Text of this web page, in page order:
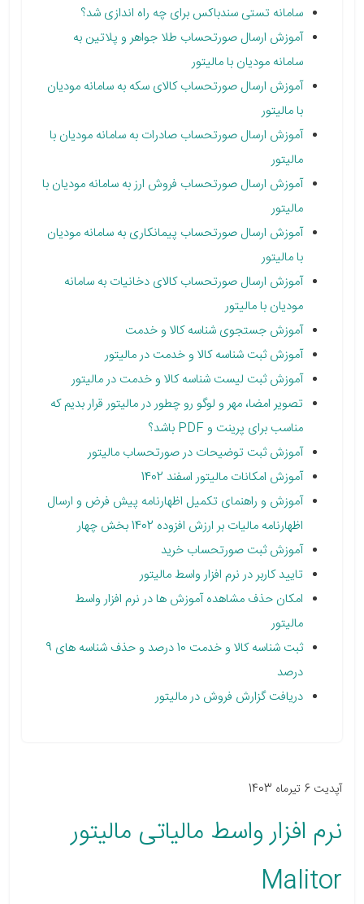
سامانه تستی سندباکس برای چه راه اندازی شد؟
آموزش ارسال صورتحساب طلا جواهر و پلاتین به
سامانه مودیان با مالیتور
آموزش ارسال صورتحساب کالای سکه به سامانه مودیان
با مالیتور
آموزش ارسال صورتحساب صادرات به سامانه مودیان با
مالیتور
آموزش ارسال صورتحساب فروش ارز به سامانه مودیان با
مالیتور
آموزش ارسال صورتحساب پیمانکاری به سامانه مودیان
با مالیتور
آموزش ارسال صورتحساب کالای دخانیات به سامانه
مودیان با مالیتور
آموزش جستجوی شناسه کالا و خدمت
آموزش ثبت شناسه کالا و خدمت در مالیتور
آموزش ثبت لیست شناسه کالا و خدمت در مالیتور
تصویر امضا، مهر و لوگو رو چطور در مالیتور قرار بدیم که
مناسب برای پرینت و PDF باشد؟
آموزش ثبت توضیحات در صورتحساب مالیتور
آموزش امکانات مالیتور اسفند 1402
آموزش و راهنمای تکمیل اظهارنامه پیش فرض و ارسال
اظهارنامه مالیات بر ارزش افزوده 1402 بخش چهار
آموزش ثبت صورتحساب خرید
تایید کاربر در نرم افزار واسط مالیتور
امکان حذف مشاهده آموزش ها در نرم افزار واسط
مالیتور
ثبت شناسه کالا و خدمت 10 درصد و حذف شناسه های 9
درصد
دریافت گزارش فروش در مالیتور
آپدیت 6 تیرماه 1403
نرم افزار واسط مالیاتی مالیتور
Malitor